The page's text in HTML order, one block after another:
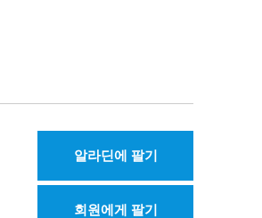
알라딘에 팔기
회원에게 팔기